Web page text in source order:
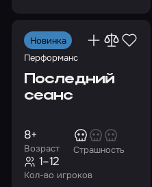
Новинка
Перформанс
Последний
сеанс
Возраст
8+
Страшность
Кол-во игроков
1–12